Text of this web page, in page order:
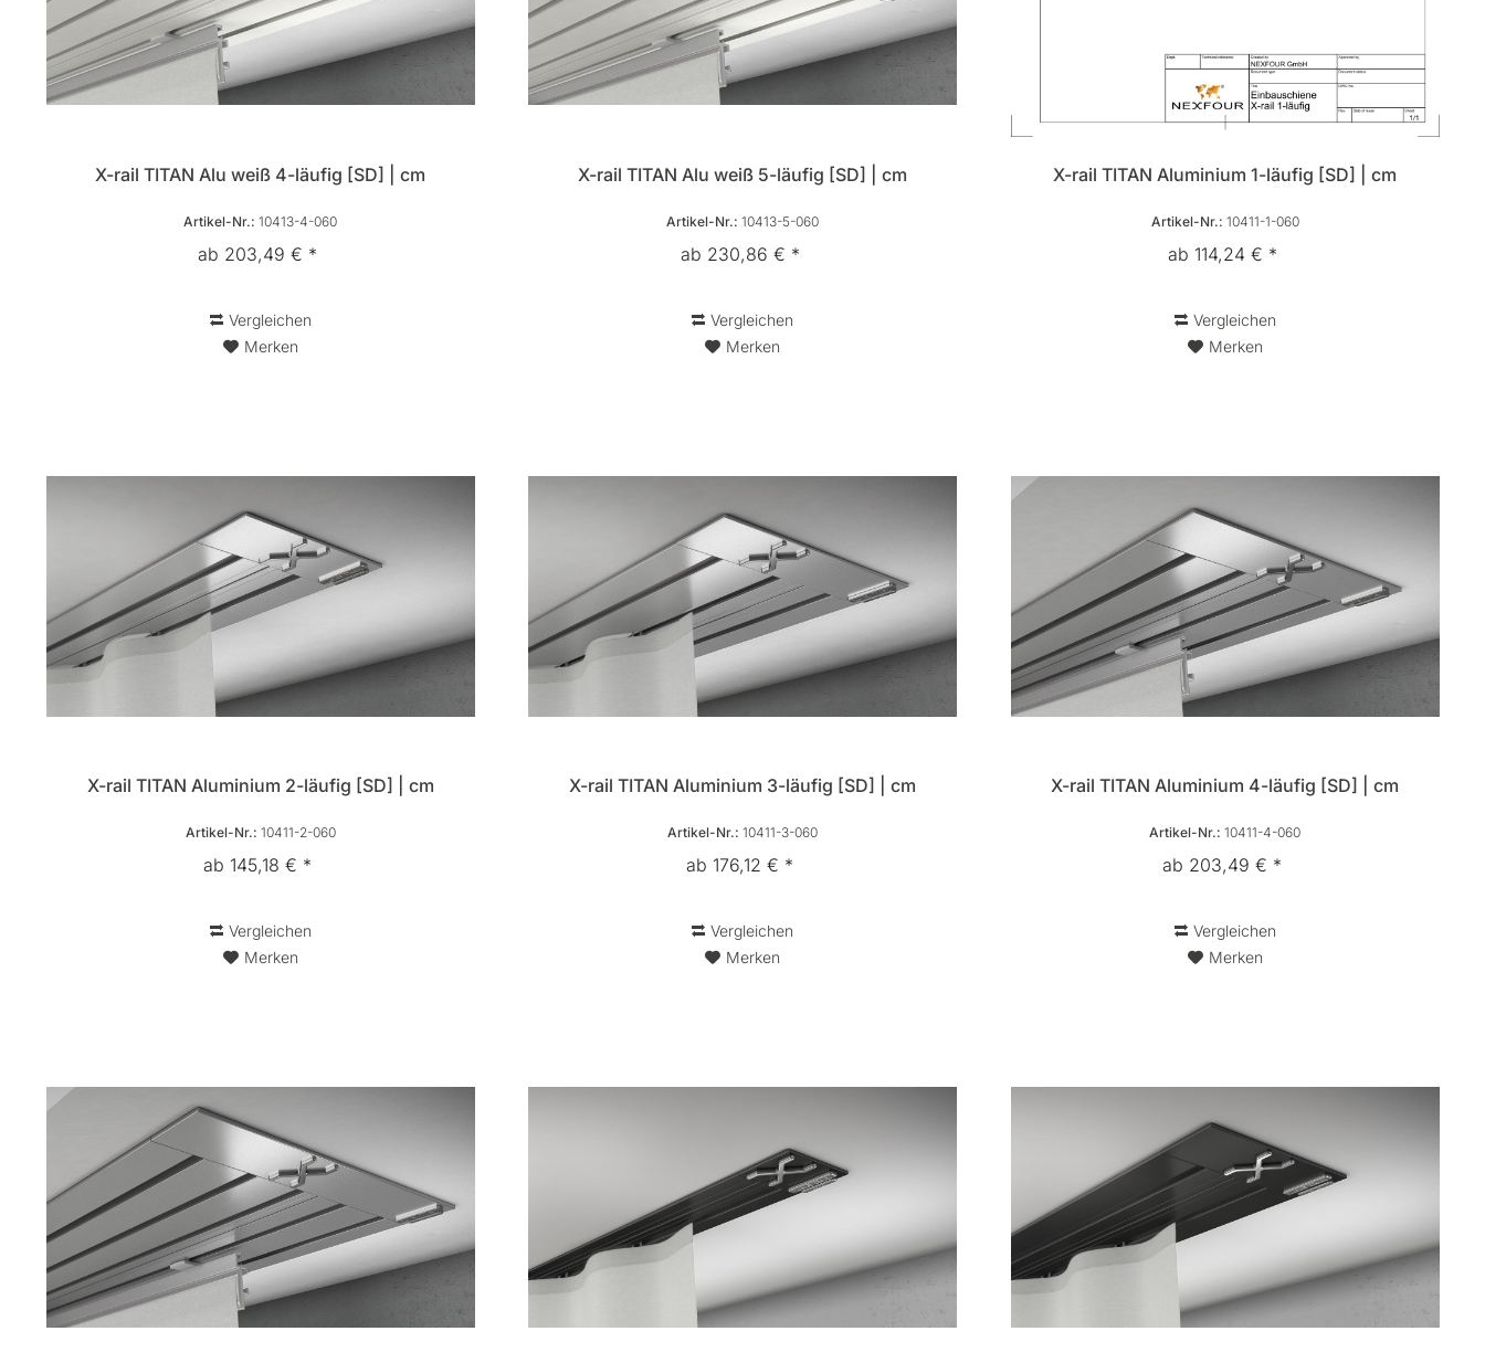
X-rail TITAN Alu weiß 4-läufig [SD] | cm
Artikel-Nr.: 10413-4-060
ab 203,49 € *
Vergleichen
Merken
X-rail TITAN Alu weiß 5-läufig [SD] | cm
Artikel-Nr.: 10413-5-060
ab 230,86 € *
Vergleichen
Merken
X-rail TITAN Aluminium 1-läufig [SD] | cm
Artikel-Nr.: 10411-1-060
ab 114,24 € *
Vergleichen
Merken
X-rail TITAN Aluminium 2-läufig [SD] | cm
Artikel-Nr.: 10411-2-060
ab 145,18 € *
Vergleichen
Merken
X-rail TITAN Aluminium 3-läufig [SD] | cm
Artikel-Nr.: 10411-3-060
ab 176,12 € *
Vergleichen
Merken
X-rail TITAN Aluminium 4-läufig [SD] | cm
Artikel-Nr.: 10411-4-060
ab 203,49 € *
Vergleichen
Merken